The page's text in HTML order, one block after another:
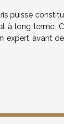
puisse
à long terme.
expert avant